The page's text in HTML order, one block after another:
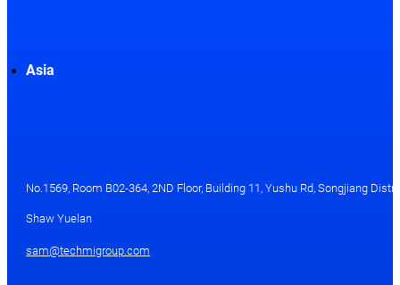
Asia
No.1569, Room B02-364, 2ND Floor, Building 11, Yushu Rd, Songjiang
Shaw Yuelan
sam@techmigroup.com